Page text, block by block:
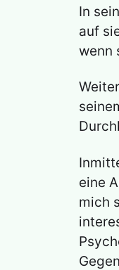
In
auf
wenn
eine
mich